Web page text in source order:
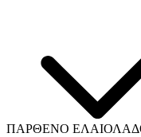
ΠΑΡΘΕΝΟ